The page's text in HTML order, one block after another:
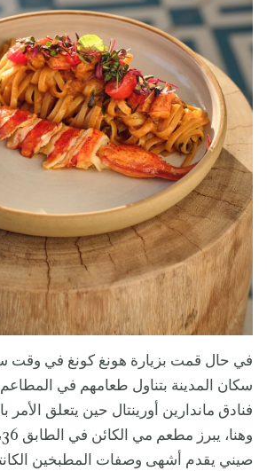
في حال قمت بزيارة هونغ كونغ في وقت
سكان المدينة بتناول طعامهم في
فنادق ماندارين أورينتال حين يتعلق الأمر
صيني يقدم أشهى وصفات المطبخين